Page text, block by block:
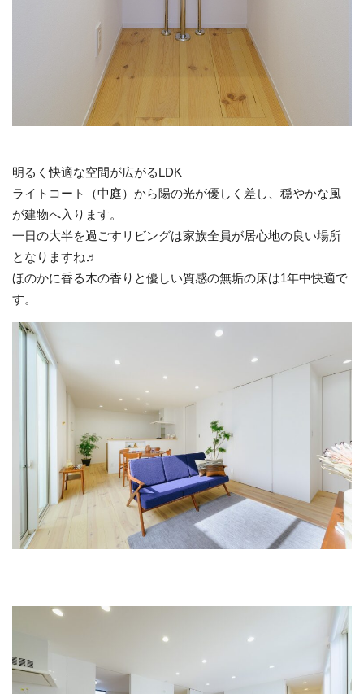
明るく快適な空間が広がるLDK
ライトコート（中庭）から陽の光が優しく差し、穏やかな風
が建物へ入ります。
一日の大半を過ごすリビングは家族全員が居心地の良い場所
となりますね♬
ほのかに香る木の香りと優しい質感の無垢の床は1年中快適で
す。